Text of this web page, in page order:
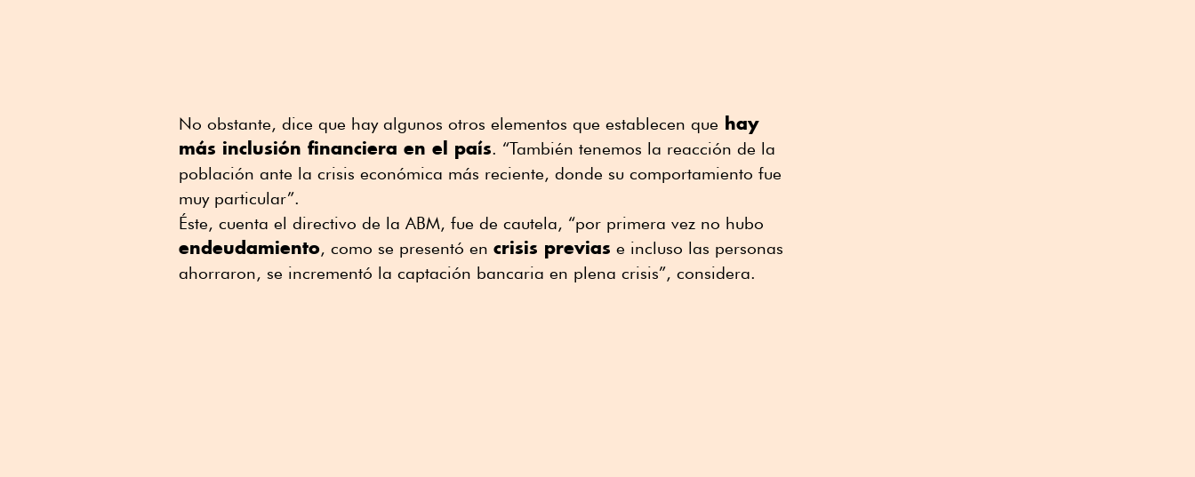
No obstante, dice que hay algunos otros elementos que establecen que hay
más inclusión financiera en el país. “También tenemos la reacción de la
población ante la crisis económica más reciente, donde su comportamiento fue
muy particular”.
Éste, cuenta el directivo de la ABM, fue de cautela, “por primera vez no hubo
endeudamiento, como se presentó en crisis previas e incluso las personas
ahorraron, se incrementó la captación bancaria en plena crisis”, considera.